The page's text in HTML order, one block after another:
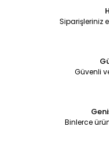
Siparişleriniz
Güvenli
Binlerce